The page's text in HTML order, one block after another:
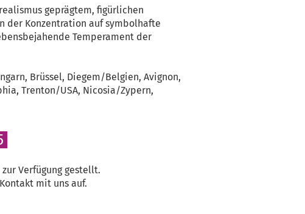
geprägtem, figürlichen
der Konzentration auf symbolhafte
Temperament der
Brüssel, Diegem/Belgien, Avignon,
Trenton/USA, Nicosia/Zypern,
Verfügung gestellt.
mit uns auf.